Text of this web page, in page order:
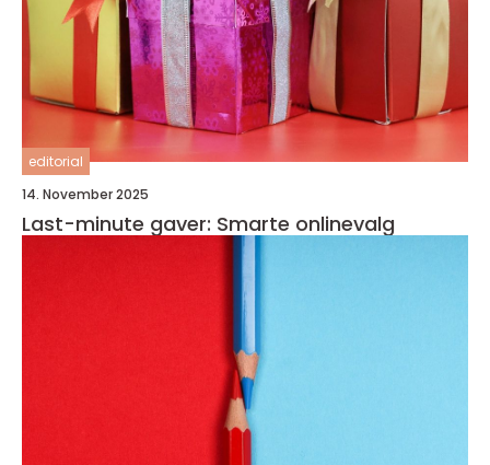
editorial
14. November 2025
Last-minute gaver: Smarte onlinevalg